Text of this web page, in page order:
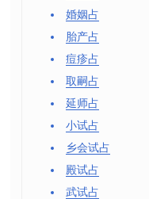
婚姻占
胎产占
痘疹占
取嗣占
延师占
小试占
乡会试占
殿试占
武试占